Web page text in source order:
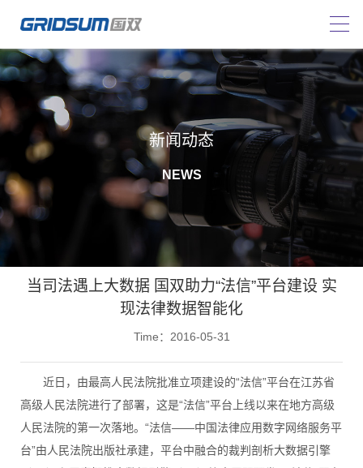
新闻动态
NEWS
当司法遇上大数据 国双助力“法信”平台建设 实
现法律数据智能化
Time：2016-05-31
近日，由最高人民法院批准立项建设的“法信”平台在江苏省
高级人民法院进行了部署，这是“法信”平台上线以来在地方高级
人民法院的第一次落地。“法信——中国法律应用数字网络服务平
台”由人民法院出版社承建，平台中融合的裁判剖析大数据引擎